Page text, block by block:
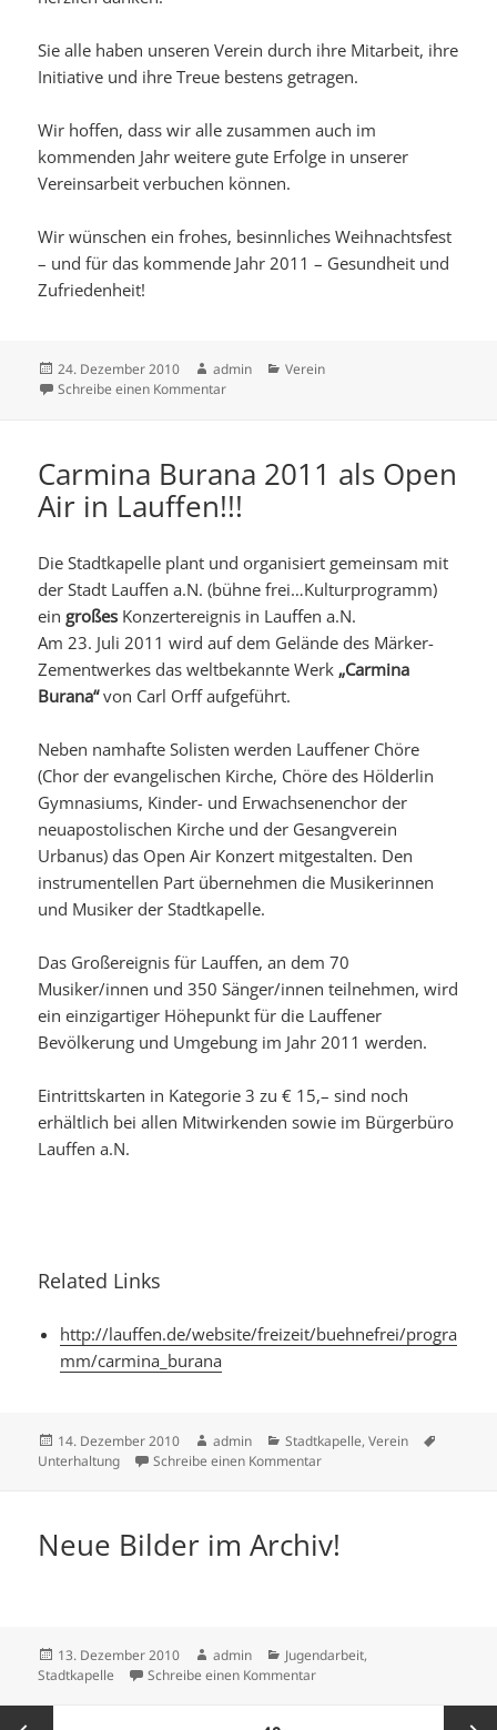
Sie alle haben unseren Verein durch ihre Mitarbeit, ihre
Initiative und ihre Treue bestens getragen.
Wir hoffen, dass wir alle zusammen auch im
kommenden Jahr weitere gute Erfolge in unserer
Vereinsarbeit verbuchen können.
Wir wünschen ein frohes, besinnliches Weihnachtsfest
– und für das kommende Jahr 2011 – Gesundheit und
Zufriedenheit!
Veröffentlicht
am
24. Dezember 2010 Autor
admin Kategorien
Verein
Schreibe einen Kommentarzu Grußwort
Carmina Burana 2011 als Open
Air in Lauffen!!!
Die Stadtkapelle plant und organisiert gemeinsam mit
der Stadt Lauffen a.N. (bühne frei…Kulturprogramm)
ein großes Konzertereignis in Lauffen a.N.
Am 23. Juli 2011 wird auf dem Gelände des Märker-
Zementwerkes das weltbekannte Werk „Carmina
Burana“von Carl Orff aufgeführt.
Neben namhafte Solisten werden Lauffener Chöre
(Chor der evangelischen Kirche, Chöre des Hölderlin
Gymnasiums, Kinder- und Erwachsenenchor der
neuapostolischen Kirche und der Gesangverein
Urbanus) das Open Air Konzert mitgestalten. Den
instrumentellen Part übernehmen die Musikerinnen
und Musiker der Stadtkapelle.
Das Großereignis für Lauffen, an dem 70
Musiker/innen und 350 Sänger/innen teilnehmen, wird
ein einzigartiger Höhepunkt für die Lauffener
Bevölkerung und Umgebung im Jahr 2011 werden.
Eintrittskarten in Kategorie 3 zu € 15,– sind noch
erhältlich bei allen Mitwirkenden sowie im Bürgerbüro
Lauffen a.N.
Related Links
http://lauffen.de/website/freizeit/buehnefrei/progra
mm/carmina_burana
Veröffentlicht
am
14. Dezember 2010 Autor
admin Kategorien
Stadtkapelle,Verein
Unterhaltung
Schreibe einen Kommentarzu Carmina Burana 2011
Neue Bilder im Archiv!
Veröffentlicht
am
13. Dezember 2010 Autor
admin Kategorien
Jugendarbeit,
Stadtkapelle
Schreibe einen Kommentarzu Neue Bilder im Archiv!